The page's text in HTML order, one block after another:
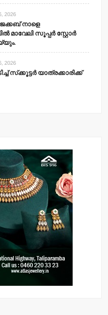
2026
നാളെ
മാവേലി സൂപ്പര്‍ സ്റ്റോര്‍
2026
സ്‌ക്കൂട്ടര്‍ യാത്രക്കാരിക്ക്